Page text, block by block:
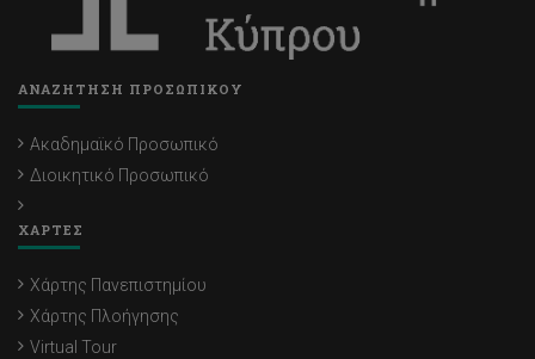
ΑΝΑΖΗΤΗΣΗ ΠΡΟΣΩΠΙΚΟΥ
Ακαδημαϊκό Προσωπικό
Διοικητικό Προσωπικό
ΧΑΡΤΕΣ
Χάρτης Πανεπιστημίου
Χάρτης Πλοήγησης
Virtual Tour